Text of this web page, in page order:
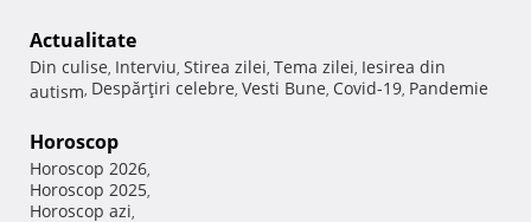
Actualitate
Din culise, Interviu, Stirea zilei, Tema zilei, Iesirea din
autism, Despărţiri celebre, Vesti Bune, Covid-19, Pandemie
Horoscop
Horoscop 2026,
Horoscop 2025,
Horoscop azi,